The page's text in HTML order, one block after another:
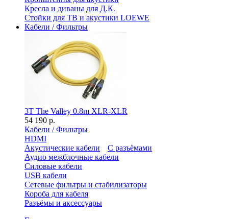
Кресла и диваны для Д.К.
Стойки для ТВ и акустики LOEWE
Кабели / Фильтры
3T The Valley 0.8m XLR-XLR
54 190 р.
Кабели / Фильтры
HDMI
Акустические кабели
С разъёмами
Аудио межблочные кабели
Силовые кабели
USB кабели
Сетевые фильтры и стабилизаторы
Короба для кабеля
Разъёмы и аксессуары